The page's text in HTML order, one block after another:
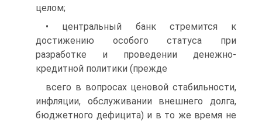
целом;
• центральный банк стремится к
достижению особого статуса при
разработке и проведении денежно-
кредитной политики (прежде
всего в вопросах ценовой стабильности,
инфляции, обслуживании внешнего долга,
бюджетного дефицита) и в то же время не